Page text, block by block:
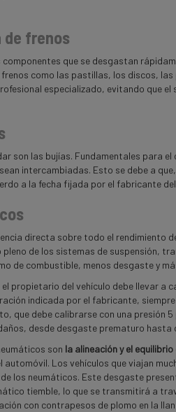
de frenos
que se desgastan
como las pastillas, los discos,
especializado, evitando que
son las bujías. Fundamentales para
intercambiadas. Esto se debe a
a la fecha fijada por el fabricante
directa sobre todo el rendimiento
de los sistemas de suspensión,
de combustible, menos desgaste y
propietario del vehículo debe llevar a
indicada por el fabricante,
que debe calibrarse con una presión
desde desgaste prematuro hasta
son la alineacióny el equilibrio
automóvil. Los vehículos que viajan
los neumáticos. Este desgaste
tiemble, lo que se transmitirá a
con contrapesos de plomo en la